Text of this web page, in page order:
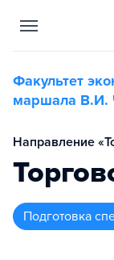
Факультет
маршала В.И.
Направление
подготовка